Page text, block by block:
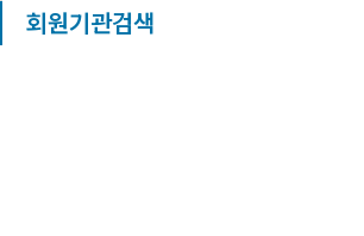
회원기관검색